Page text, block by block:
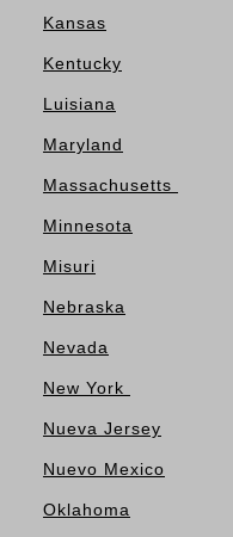
Kansas
Kentucky
Luisiana
Maryland
Massachusetts
Minnesota
Misuri
Nebraska
Nevada
New York
Nueva Jersey
Nuevo Mexico
Oklahoma